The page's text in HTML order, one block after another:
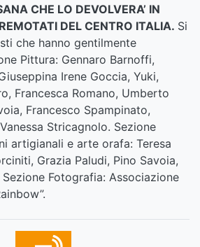
CHE LO DEVOLVERA’ IN
DEL CENTRO ITALIA. Si
che hanno gentilmente
Pittura: Gennaro Barnoffi,
Irene Goccia, Yuki,
Francesca Romano, Umberto
Francesco Spampinato,
Stricagnolo. Sezione
artigianali e arte orafa: Teresa
Grazia Paludi, Pino Savoia,
Fotografia: Associazione